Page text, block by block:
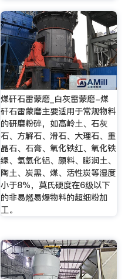
煤矸石雷蒙磨_白灰雷蒙磨-煤
矸石雷蒙磨主要适用于常规物料
的研磨粉碎，如高岭土、石灰
石、方解石、滑石、大理石、重
晶石、石膏、氧化铁红、氧化铁
绿、氢氧化铝、颜料、膨润土、
陶土、炭黑、煤、活性炭等湿度
小于8%，莫氏硬度在6级以下
的非易燃易爆物料的超细粉加
工。